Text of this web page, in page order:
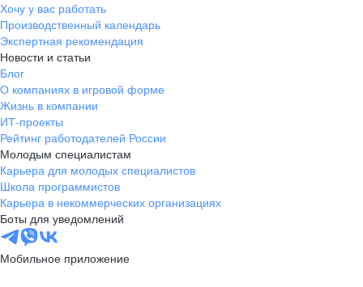
Хочу у вас работать
Производственный календарь
Экспертная рекомендация
Новости и статьи
Блог
О компаниях в игровой форме
Жизнь в компании
ИТ-проекты
Рейтинг работодателей России
Молодым специалистам
Карьера для молодых специалистов
Школа программистов
Карьера в некоммерческих организациях
Боты для уведомлений
Мобильное приложение